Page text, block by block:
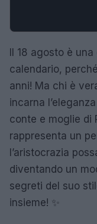
Il 18 agosto è
calendario,
anni! Ma chi è
incarna
conte e moglie di
rappresenta un
l’aristocrazia
diventando un
segreti del suo
insieme! ✨